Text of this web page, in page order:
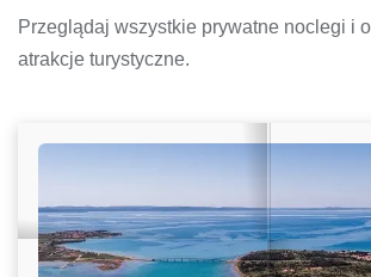
Przeglądaj wszystkie prywatne noclegi i
atrakcje turystyczne.